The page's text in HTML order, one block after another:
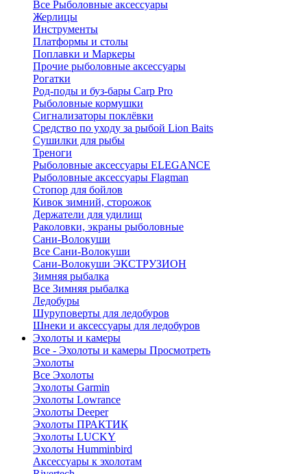
Все Рыболовные аксессуары
Жерлицы
Инструменты
Платформы и столы
Поплавки и Маркеры
Прочие рыболовные аксессуары
Рогатки
Род-поды и буз-бары Carp Pro
Рыболовные кормушки
Сигнализаторы поклёвки
Средство по уходу за рыбой Lion Baits
Сушилки для рыбы
Треноги
Рыболовные аксессуары ELEGANCE
Рыболовные аксессуары Flagman
Стопор для бойлов
Кивок зимний, сторожок
Держатели для удилищ
Раколовки, экраны рыболовные
Сани-Волокуши
Все Сани-Волокуши
Сани-Волокуши ЭКСТРУЗИОН
Зимняя рыбалка
Все Зимняя рыбалка
Ледобуры
Шуруповерты для ледобуров
Шнеки и аксессуары для ледобуров
Эхолоты и камеры
Все - Эхолоты и камеры Просмотреть
Эхолоты
Все Эхолоты
Эхолоты Garmin
Эхолоты Lowrance
Эхолоты Deeper
Эхолоты ПРАКТИК
Эхолоты LUCKY
Эхолоты Humminbird
Аксессуары к эхолотам